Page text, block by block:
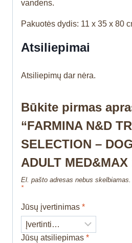
vandens.
Pakuotės dydis: 11 x 35 x 80
Atsiliepimai
Atsiliepimų dar nėra.
Būkite pirmas
“FARMINA N&D
SELECTION –
ADULT MED&MAX
El. pašto adresas nebus skelbiamas.
*
Jūsų įvertinimas *
Jūsų atsiliepimas *